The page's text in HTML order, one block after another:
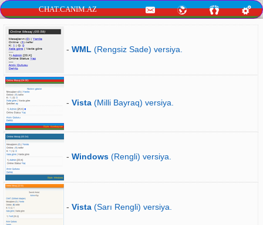
CHAT.CANIM.AZ
- WML (Rengsiz Sade) versiya.
- Vista (Milli Bayraq) versiya.
- Windows (Rengli) versiya.
- Vista (Sarı Rengli) versiya.